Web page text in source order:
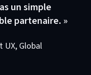
un simple
partenaire. »
UX, Global